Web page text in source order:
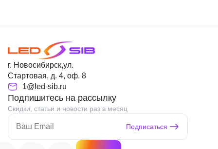
г. Новосибирск,ул.
Стартовая, д. 4, оф. 8
1@led-sib.ru
Подпишитесь на рассылку
Скидки, статьи и новости раз в месяц
Подписаться